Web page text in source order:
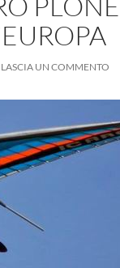
LASCIA UN COMMENTO